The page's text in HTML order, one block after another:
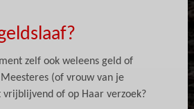
zelf ook weleens geld of
(of vrouw van je
of op Haar verzoek?